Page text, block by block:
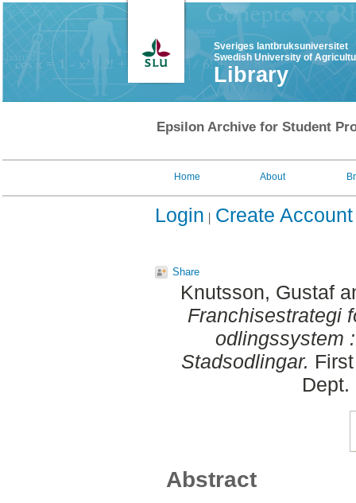
Sveriges lantbruksuniversitet
Swedish University of
Library
Epsilon Archive for Student
Home About
Login Create Account
Share
Knutsson, Gustaf
Franchisestrategi
odlingssystem
Stadsodlingar.
Abstract